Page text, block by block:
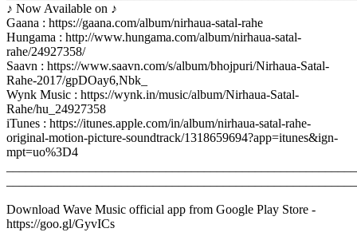
♪ Now Available on ♪
Gaana : https://gaana.com/album/nirhaua-satal-rahe
Hungama : http://www.hungama.com/album/nirhaua-satal-
rahe/24927358/
Saavn : https://www.saavn.com/s/album/bhojpuri/Nirhaua-Satal-
Rahe-2017/gpDOay6,Nbk_
Wynk Music : https://wynk.in/music/album/Nirhaua-Satal-
Rahe/hu_24927358
iTunes : https://itunes.apple.com/in/album/nirhaua-satal-rahe-
original-motion-picture-soundtrack/1318659694?app=itunes&ign-
mpt=uo%3D4
Download Wave Music official app from Google Play Store -
https://goo.gl/GyvICs